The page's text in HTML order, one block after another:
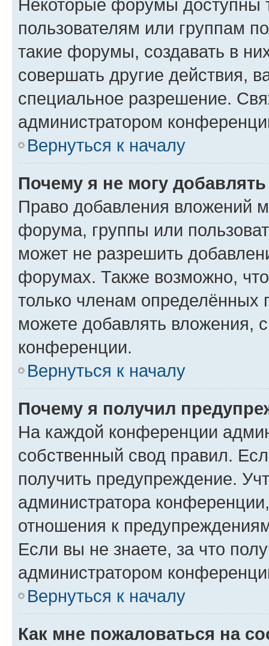
Некоторые форумы доступны
пользователям или группам
такие форумы, создавать в
совершать другие действия,
специальное разрешение.
администратором
Вернуться к началу
Почему я не могу
Право добавления вложений
форума, группы или
может не разрешить
форумах. Также возможно,
только членам определённых
можете добавлять вложения,
конференции.
Вернуться к началу
Почему я получил
На каждой конференции
собственный свод правил.
получить предупреждение.
администратора
отношения к
Если вы не знаете, за что
администратором
Вернуться к началу
Как мне пожаловаться на